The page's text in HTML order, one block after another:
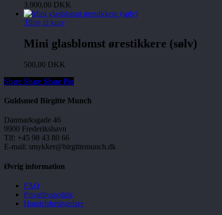
3.900,00 DKK
Tilføj til kurv
Mini glasblomst ørestikkere (sølv)
500,00 DKK
Share
Share Share Share Pin
Guldsmed Birgitte Munch
Danmarksgade 46
9900 Frederikshavn
Tlf: +45 98 43 80 66
E-mail: smykker@birgittemunch.dk
Øvrig information
FAQ
Privatlivspolitik
Handelsbetingelser